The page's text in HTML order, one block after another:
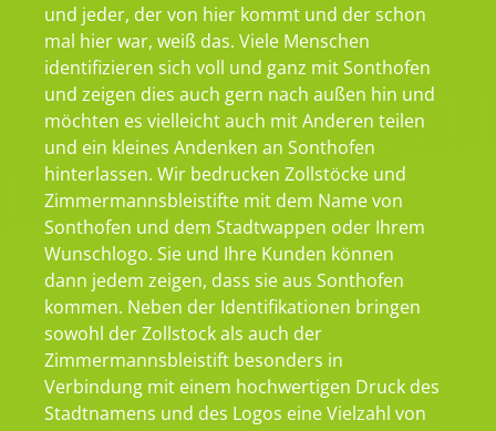
und jeder, der von hier kommt und der schon
mal hier war, weiß das. Viele Menschen
identifizieren sich voll und ganz mit Sonthofen
und zeigen dies auch gern nach außen hin und
möchten es vielleicht auch mit Anderen teilen
und ein kleines Andenken an Sonthofen
hinterlassen. Wir bedrucken Zollstöcke und
Zimmermannsbleistifte mit dem Name von
Sonthofen und dem Stadtwappen oder Ihrem
Wunschlogo. Sie und Ihre Kunden können
dann jedem zeigen, dass sie aus Sonthofen
kommen. Neben der Identifikationen bringen
sowohl der Zollstock als auch der
Zimmermannsbleistift besonders in
Verbindung mit einem hochwertigen Druck des
Stadtnamens und des Logos eine Vielzahl von